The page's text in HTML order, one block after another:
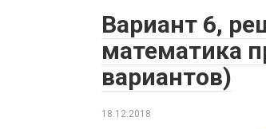
Вариант 6,
математика
вариантов)
18.12.2018